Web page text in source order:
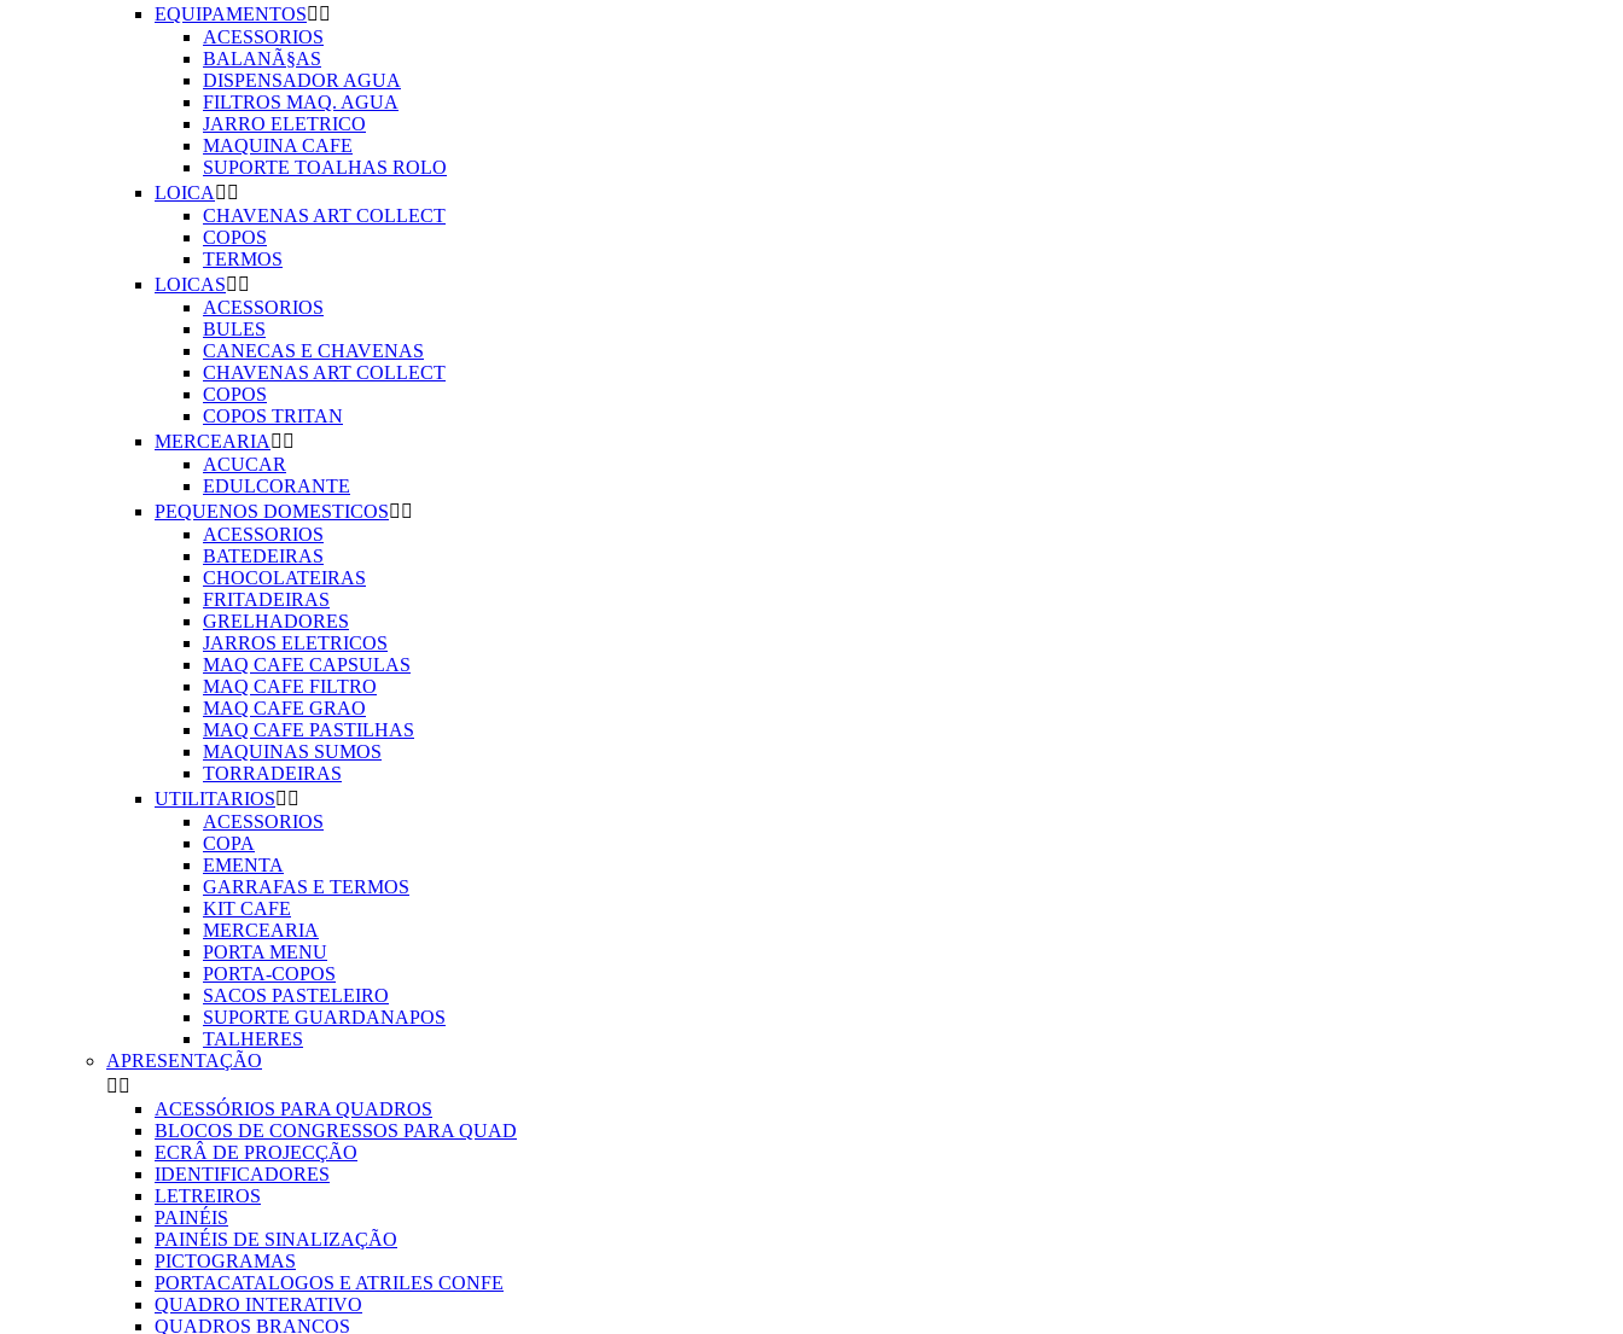
EQUIPAMENTOS 
ACESSORIOS
BALANÃ§AS
DISPENSADOR AGUA
FILTROS MAQ. AGUA
JARRO ELETRICO
MAQUINA CAFE
SUPORTE TOALHAS ROLO
LOICA  
CHAVENAS ART COLLECT
COPOS
TERMOS
LOICAS 
ACESSORIOS
BULES
CANECAS E CHAVENAS
CHAVENAS ART COLLECT
COPOS
COPOS TRITAN
MERCEARIA  
ACUCAR
EDULCORANTE
PEQUENOS DOMESTICOS 
ACESSORIOS
BATEDEIRAS
CHOCOLATEIRAS
FRITADEIRAS
GRELHADORES
JARROS ELETRICOS
MAQ CAFE CAPSULAS
MAQ CAFE FILTRO
MAQ CAFE GRAO
MAQ CAFE PASTILHAS
MAQUINAS SUMOS
TORRADEIRAS
UTILITARIOS 
ACESSORIOS
COPA
EMENTA
GARRAFAS E TERMOS
KIT CAFE
MERCEARIA
PORTA MENU
PORTA-COPOS
SACOS PASTELEIRO
SUPORTE GUARDANAPOS
TALHERES
APRESENTAÇÃO
 
ACESSÓRIOS PARA QUADROS
BLOCOS DE CONGRESSOS PARA QUAD
ECRÂ DE PROJECÇÃO
IDENTIFICADORES
LETREIROS
PAINÉIS
PAINÉIS DE SINALIZAÇÃO
PICTOGRAMAS
PORTACATALOGOS E ATRILES CONFE
QUADRO INTERATIVO
QUADROS BRANCOS